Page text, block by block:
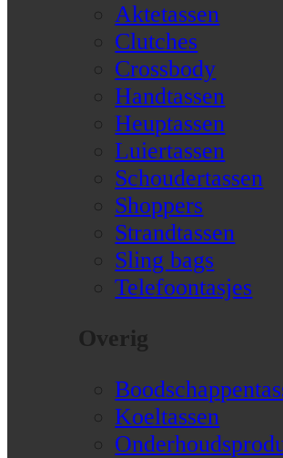
Aktetassen
Clutches
Crossbody
Handtassen
Heuptassen
Luiertassen
Schoudertassen
Shoppers
Strandtassen
Sling bags
Telefoontasjes
Overig
Koeltassen